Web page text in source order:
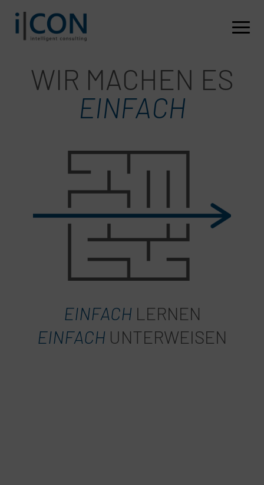
WIR MACHEN ES
EINFACH
EINFACH LERNEN
EINFACH UNTERWEISEN